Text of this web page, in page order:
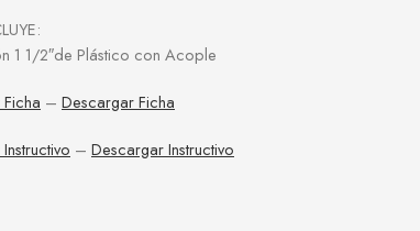
1 1/2″de Plástico con Acople
– Descargar Ficha
– Descargar Instructivo